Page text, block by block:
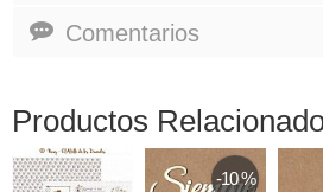
Comentarios
Productos
-10 %